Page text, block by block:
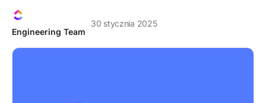
Engineering Team
30 stycznia 2025